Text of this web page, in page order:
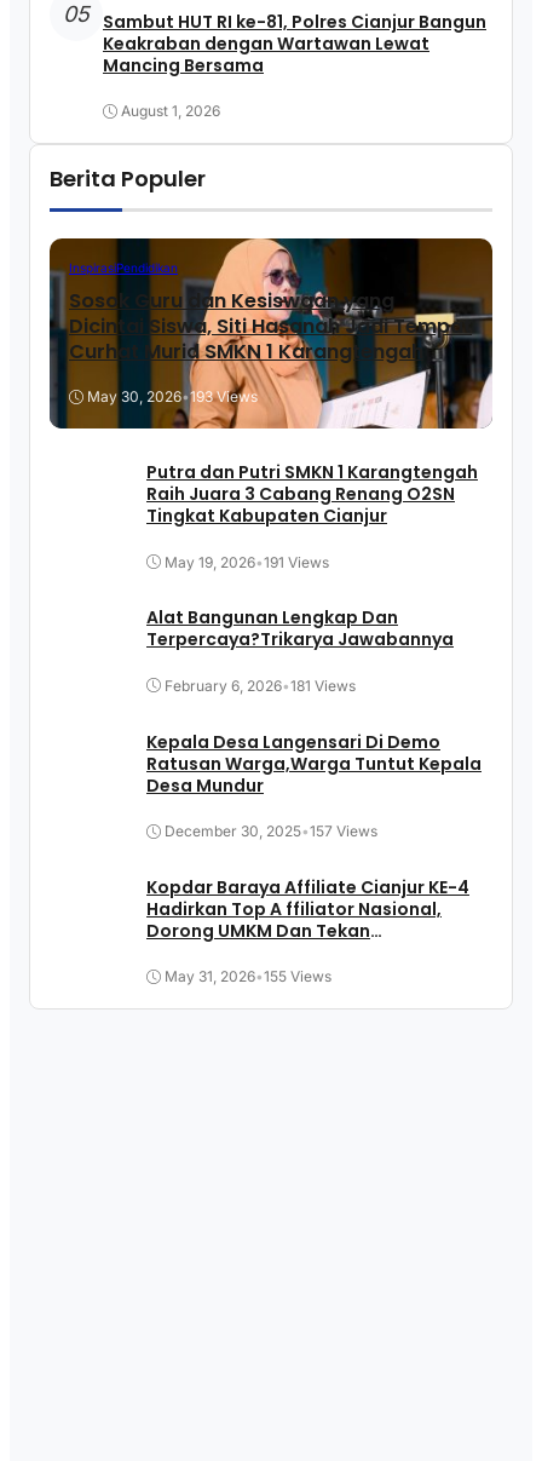
05 Sambut HUT RI ke-81, Polres Cianjur Bangun
Keakraban dengan Wartawan Lewat
Mancing Bersama
August 1, 2026
Berita Populer
InspirasiPendidikan
Sosok Guru dan Kesiswaan yang
Dicintai Siswa, Siti Hasanah Jadi Tempat
Curhat Murid SMKN 1 Karangtengah
May 30, 2026•193 Views
Putra dan Putri SMKN 1 Karangtengah
Raih Juara 3 Cabang Renang O2SN
Tingkat Kabupaten Cianjur
May 19, 2026•191 Views
Alat Bangunan Lengkap Dan
Terpercaya?Trikarya Jawabannya
February 6, 2026•181 Views
Kepala Desa Langensari Di Demo
Ratusan Warga,Warga Tuntut Kepala
Desa Mundur
December 30, 2025•157 Views
Kopdar Baraya Affiliate Cianjur KE-4
Hadirkan Top A ffiliator Nasional,
Dorong UMKM Dan Tekan
May 31, 2026•155 Views